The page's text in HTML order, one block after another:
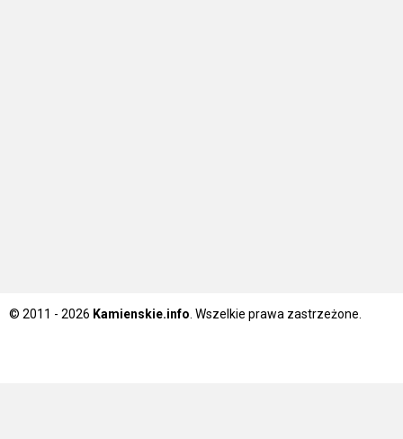
© 2011 - 2026 Kamienskie.info . Wszelkie prawa zastrzeżone.